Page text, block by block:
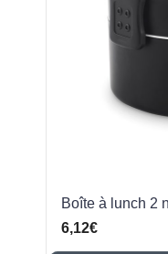
Boîte à lunch 2
6,12€